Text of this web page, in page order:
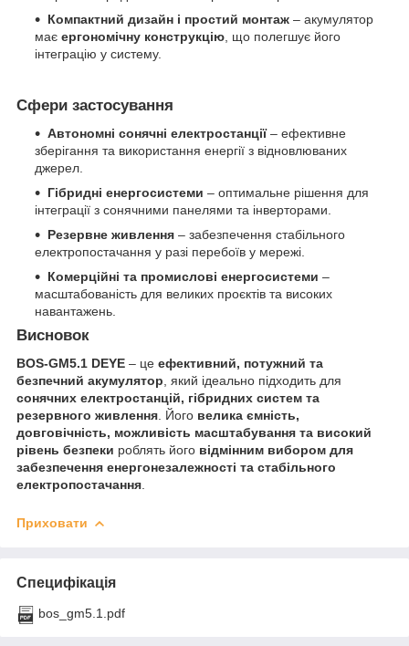
Компактний дизайн і простий монтаж – акумулятор
має ергономічну конструкцію, що полегшує його
інтеграцію у систему.
Сфери застосування
Автономні сонячні електростанції– ефективне
зберігання та використання енергії з відновлюваних
джерел.
Гібридні енергосистеми – оптимальне рішення для
інтеграції з сонячними панелями та інверторами.
Резервне живлення – забезпечення стабільного
електропостачання у разі перебоїв у мережі.
Комерційні та промислові енергосистеми –
масштабованість для великих проєктів та високих
навантажень.
Висновок
BOS-GM5.1 DEYE – це ефективний, потужний та
безпечний акумулятор , який ідеально підходить для
сонячних електростанцій, гібридних систем та
резервного живлення . Його велика ємність,
довговічність, можливість масштабування та високий
рівень безпеки роблять його відмінним вибором для
забезпечення енергонезалежності та стабільного
електропостачання
Приховати
Специфікація
bos_gm5.1.pdf